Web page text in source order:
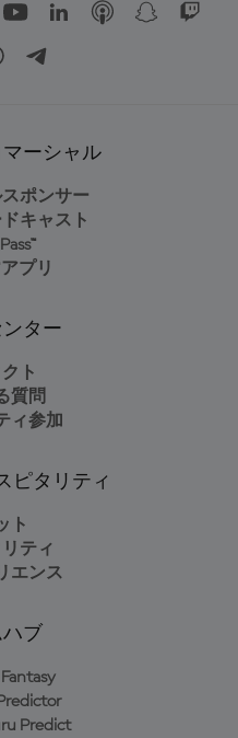
ーシャル
ポンサー
キャスト
プリ
ター
ト
質問
ィ参加
ピタリティ
ト
ティ
エンス
ブ
Predict